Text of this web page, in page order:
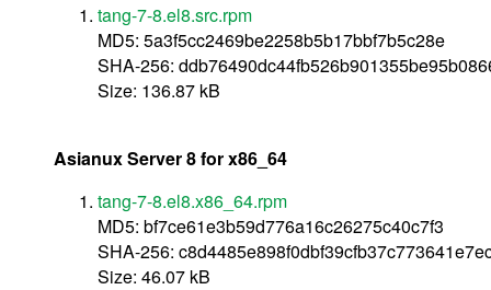
tang-7-8.el8.src.rpm
MD5: 5a3f5cc2469be2258b5b17bbf7b5c28e
SHA-256:
Size: 136.87 kB
Asianux Server 8 for x86_64
tang-7-8.el8.x86_64.rpm
MD5: bf7ce61e3b59d776a16c26275c40c7f3
SHA-256:
Size: 46.07 kB